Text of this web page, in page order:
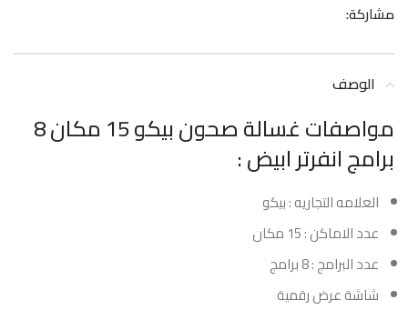
مشاركة:
الوصف
مواصفات غسالة صحون بيكو 15 مكان 8
برامج انفرتر ابيض :
العلامه التجاريه : بيكو
عدد الاماكن : 15 مكان
عدد البرامج : 8 برامج
شاشة عرض رقمية